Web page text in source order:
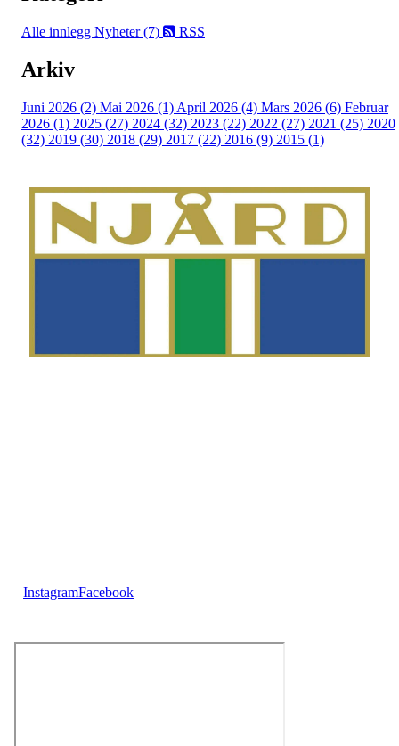
Alle innlegg Nyheter (7) RSS
Arkiv
Juni 2026 (2) Mai 2026 (1) April 2026 (4) Mars 2026 (6) Februar
2026 (1) 2025 (27) 2024 (32) 2023 (22) 2022 (27) 2021 (25) 2020
(32) 2019 (30) 2018 (29) 2017 (22) 2016 (9) 2015 (1)
InstagramFacebook